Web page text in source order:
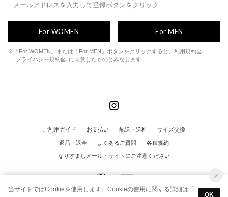
For WOMEN For MEN
※「For WOMEN」または「For MEN」ボタンをクリックすると、 利用規約
プライバシー規約
に同意したものとみなします
ご利用ガイド お支払い 配送・送料 サイズ交換
返品・返金 よくあるご質問 各種規約
なりすましメール・サイトにご注意ください
当サイトではCookieを使用します。Cookieの使用に関する詳細は「
OK